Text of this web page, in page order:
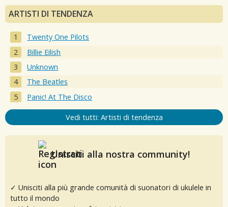
ARTISTI DI TENDENZA
Twenty One Pilots
Billie Eilish
Unknown
The Beatles
Panic! At The Disco
Vedi tutti: Artisti di tendenza
Unisciti alla nostra community!
✓ Unisciti alla più grande comunità di suonatori di ukulele in
tutto il mondo